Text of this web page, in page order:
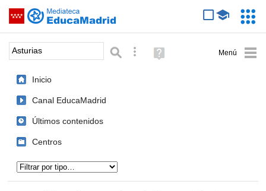
Saltar navegación
Palabra o frase: Búsqueda avanzada
Ayuda
(en
Inicio
Canal EducaMadrid
Últimos contenidos
Centros